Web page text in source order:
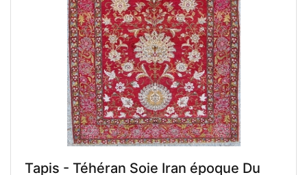
Tapis - Téhéran Soie Iran époque Du